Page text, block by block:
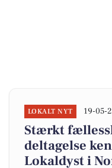
LOKALT NYT 19-05-
Stærkt
deltagelse
Lokaldyst i